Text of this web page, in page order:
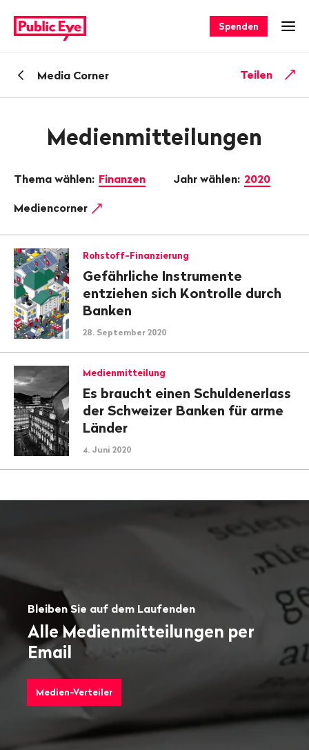
auf
publiceye.ch
Spenden
ZurückMedia Corner Teilen
Medienmitteilungen
Thema wählen: Finanzen Jahr wählen: 2020
Mediencorner
Rohstoff-Finanzierung
Gefährliche Instrumente
entziehen sich Kontrolle durch
Banken
28. September 2020
Medienmitteilung
Es braucht einen Schuldenerlass
der Schweizer Banken für arme
Länder
4. Juni 2020
Bleiben Sie auf dem Laufenden
Alle Medienmitteilungen per
Email
Medien-Verteiler